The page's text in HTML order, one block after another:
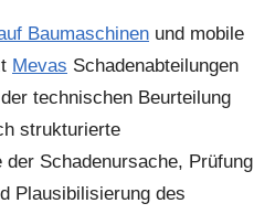
Baumaschinen und mobile
Mevas Schadenabteilungen
technischen Beurteilung
strukturierte
Schadenursache, Prüfung
Plausibilisierung des